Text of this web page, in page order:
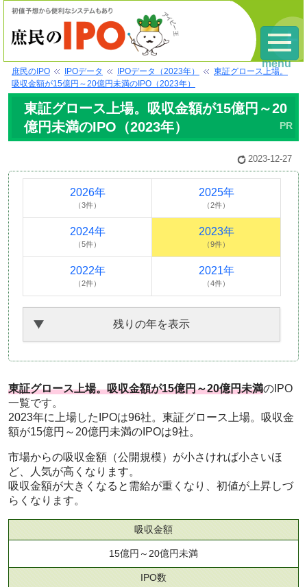
庶民のIPO IPOデータ IPOデータ（2023年）
東証グロース上場。
吸収金額が15億円～20億円未満のIPO（2023年）
東証グロース上場。吸収金額が15億円～20
億円未満のIPO（2023年）
2023-12-27
2026年
（3件）
2025年
（2件）
2024年
（5件）
2023年
（9件）
2022年
（2件）
2021年
（4件）
残りの年を表示
東証グロース上場。吸収金額が15億円～20億円未満のIPO
一覧です。
2023年に上場したIPOは96社。東証グロース上場。吸収金
額が15億円～20億円未満のIPOは9社。
市場からの吸収金額（公開規模）が小さければ小さいほ
ど、人気が高くなります。
吸収金額が大きくなると需給が重くなり、初値が上昇しづ
らくなります。
吸収金額
15億円～20億円未満
IPO数
menu